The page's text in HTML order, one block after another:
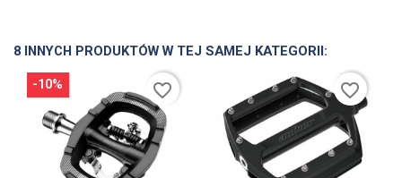
8 INNYCH PRODUKTÓW W TEJ SAMEJ KATEGORII:
-10% favorite_border favorite_border